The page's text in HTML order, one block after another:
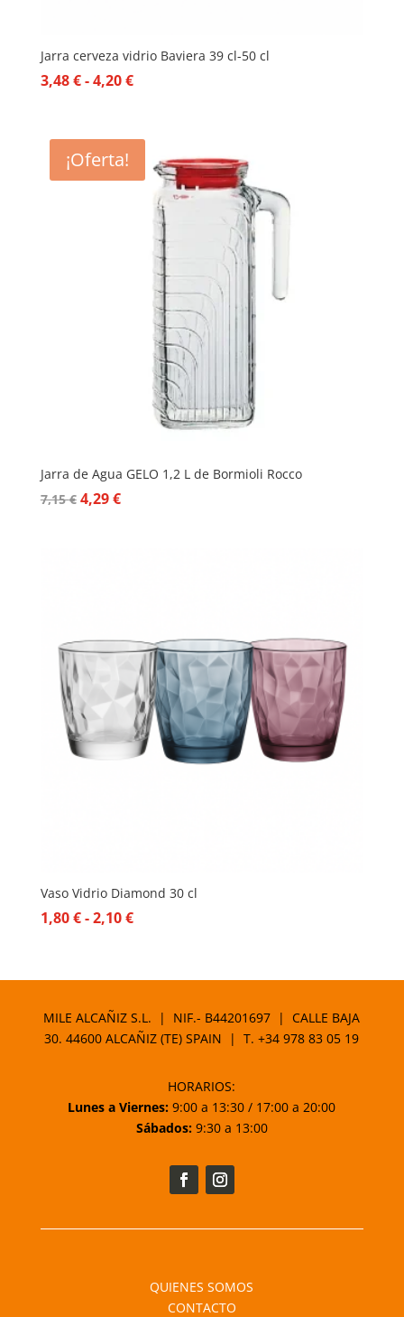
Jarra cerveza vidrio Baviera 39 cl-50 cl
3,48€-4,20€Rango
3,48 €
hasta
4,20 €
¡Oferta!
Jarra de Agua GELO 1,2 L de Bormioli Rocco
7,15€ El
4,29€El
Vaso Vidrio Diamond 30 cl
1,80€-2,10€Rango
1,80 €
hasta
MILE ALCAÑIZ S.L. | NIF.- B44201697 | CALLE BAJA
30. 44600 ALCAÑIZ (TE) SPAIN | T.+34 978 83 05 19
HORARIOS:
Lunes a Viernes: 9:00 a 13:30 / 17:00 a 20:00
Sábados:9:30 a 13:00
QUIENES SOMOS
CONTACTO